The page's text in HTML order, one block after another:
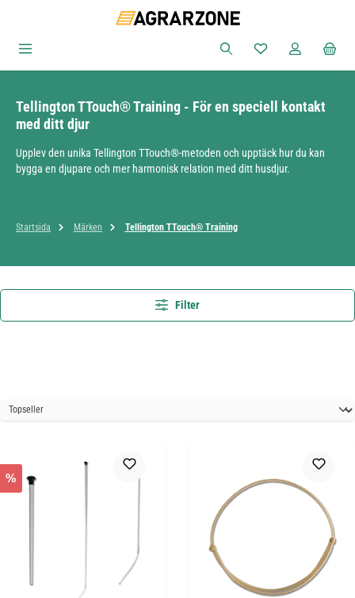
Du har 0 objekt i
Tellington TTouch® Training - För en speciell kontakt
med ditt djur
Upplev den unika Tellington TTouch®-metoden och upptäck hur du kan
bygga en djupare och mer harmonisk relation med ditt husdjur.
Startsida Märken Tellington TTouch® Training
Filter
%